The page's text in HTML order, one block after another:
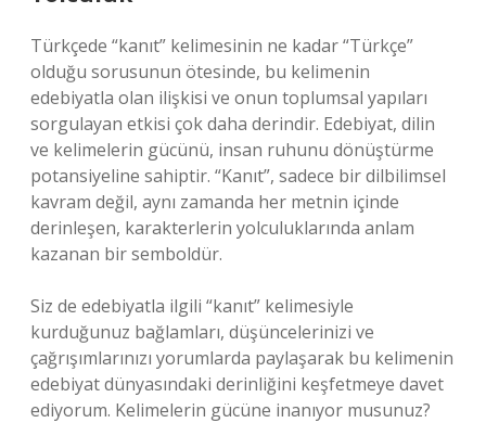
Türkçede “kanıt” kelimesinin ne kadar “Türkçe”
olduğu sorusunun ötesinde, bu kelimenin
edebiyatla olan ilişkisi ve onun toplumsal yapıları
sorgulayan etkisi çok daha derindir. Edebiyat, dilin
ve kelimelerin gücünü, insan ruhunu dönüştürme
potansiyeline sahiptir. “Kanıt”, sadece bir dilbilimsel
kavram değil, aynı zamanda her metnin içinde
derinleşen, karakterlerin yolculuklarında anlam
kazanan bir semboldür.
Siz de edebiyatla ilgili “kanıt” kelimesiyle
kurduğunuz bağlamları, düşüncelerinizi ve
çağrışımlarınızı yorumlarda paylaşarak bu kelimenin
edebiyat dünyasındaki derinliğini keşfetmeye davet
ediyorum. Kelimelerin gücüne inanıyor musunuz?